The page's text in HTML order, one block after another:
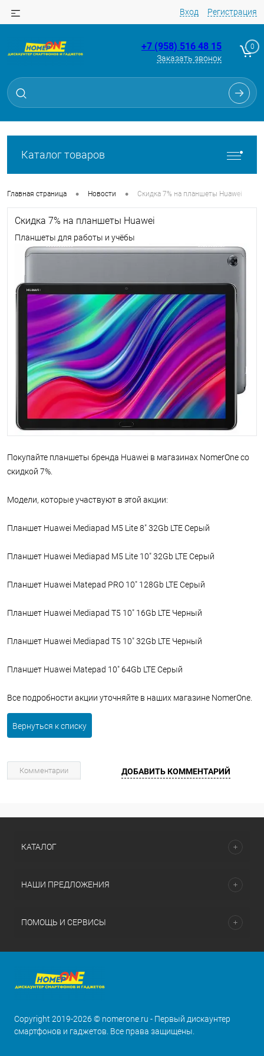
Вход Регистрация
+7 (958) 516 48 15
Заказать звонок
0
Каталог товаров
Главная страница • Новости • Скидка 7% на планшеты Huawei
Скидка 7% на планшеты Huawei
Планшеты для работы и учёбы
Покупайте планшеты бренда Huawei в магазинах NomerOne со
скидкой 7%.
Модели, которые участвуют в этой акции:
Планшет Huawei Mediapad M5 Lite 8" 32Gb LTE Серый
Планшет Huawei Mediapad M5 Lite 10" 32Gb LTE Серый
Планшет Huawei Matepad PRO 10" 128Gb LTE Серый
Планшет Huawei Mediapad T5 10" 16Gb LTE Черный
Планшет Huawei Mediapad T5 10" 32Gb LTE Черный
Планшет Huawei Matepad 10" 64Gb LTE Серый
Все подробности акции уточняйте в наших магазине NomerOne.
Вернуться к списку
Комментарии ДОБАВИТЬ КОММЕНТАРИЙ
КАТАЛОГ
НАШИ ПРЕДЛОЖЕНИЯ
ПОМОЩЬ И СЕРВИСЫ
Copyright 2019-2026 © nomerone.ru - Первый дискаунтер
смартфонов и гаджетов. Все права защищены.